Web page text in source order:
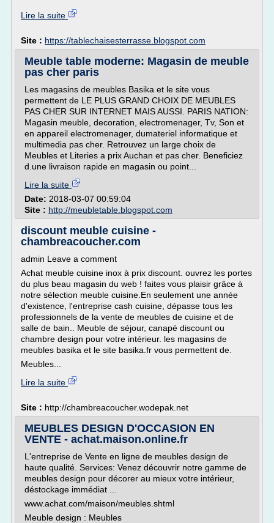
Lire la suite
Site : https://tablechaisesterrasse.blogspot.com
Meuble table moderne: Magasin de meuble
pas cher paris
Les magasins de meubles Basika et le site vous
permettent de LE PLUS GRAND CHOIX DE MEUBLES
PAS CHER SUR INTERNET MAIS AUSSI. PARIS NATION:
Magasin meuble, decoration, electromenager, Tv, Son et
en appareil electromenager, dumateriel informatique et
multimedia pas cher. Retrouvez un large choix de
Meubles et Literies a prix Auchan et pas cher. Beneficiez
d.une livraison rapide en magasin ou point...
Lire la suite
Date: 2018-03-07 00:59:04
Site : http://meubletable.blogspot.com
discount meuble cuisine -
chambreacoucher.com
admin Leave a comment
Achat meuble cuisine inox à prix discount. ouvrez les portes
du plus beau magasin du web ! faites vous plaisir grâce à
notre sélection meuble cuisine.En seulement une année
d'existence, l'entreprise cash cuisine, dépasse tous les
professionnels de la vente de meubles de cuisine et de
salle de bain.. Meuble de séjour, canapé discount ou
chambre design pour votre intérieur. les magasins de
meubles basika et le site basika.fr vous permettent de.
Meubles...
Lire la suite
Site : http://chambreacoucher.wodepak.net
MEUBLES DESIGN D'OCCASION EN
VENTE - achat.maison.online.fr
L'entreprise de Vente en ligne de meubles design de
haute qualité. Services: Venez découvrir notre gamme de
meubles design pour décorer au mieux votre intérieur,
déstockage immédiat ...
www.achat.com/maison/meubles.shtml
Meuble design : Meubles